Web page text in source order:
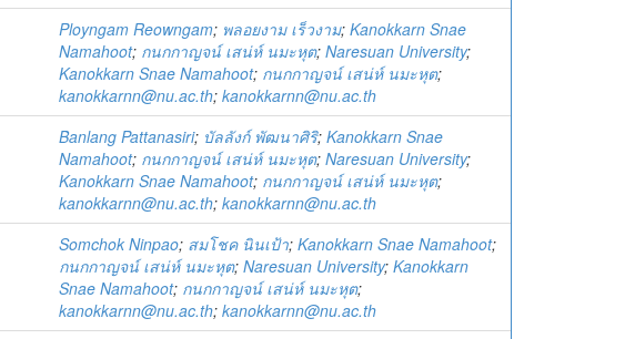
Ployngam Reowngam; พลอยงาม เร็วงาม; Kanokkarn Snae
Namahoot; กนกกาญจน์ เสน่ห์ นมะหุต; Naresuan University;
Kanokkarn Snae Namahoot; กนกกาญจน์ เสน่ห์ นมะหุต;
kanokkarnn@nu.ac.th; kanokkarnn@nu.ac.th
Banlang Pattanasiri; บัลลังก์ พัฒนาศิริ; Kanokkarn Snae
Namahoot; กนกกาญจน์ เสน่ห์ นมะหุต; Naresuan University;
Kanokkarn Snae Namahoot; กนกกาญจน์ เสน่ห์ นมะหุต;
kanokkarnn@nu.ac.th; kanokkarnn@nu.ac.th
Somchok Ninpao; สมโชค นินเป้า; Kanokkarn Snae Namahoot;
กนกกาญจน์ เสน่ห์ นมะหุต; Naresuan University; Kanokkarn
Snae Namahoot; กนกกาญจน์ เสน่ห์ นมะหุต;
kanokkarnn@nu.ac.th; kanokkarnn@nu.ac.th